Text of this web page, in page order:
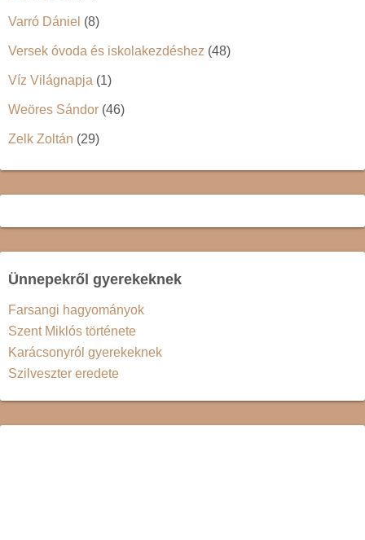
Varró Dániel (8)
Versek óvoda és iskolakezdéshez (48)
Víz Világnapja (1)
Weöres Sándor (46)
Zelk Zoltán (29)
Ünnepekről gyerekeknek
Farsangi hagyományok
Szent Miklós története
Karácsonyról gyerekeknek
Szilveszter eredete